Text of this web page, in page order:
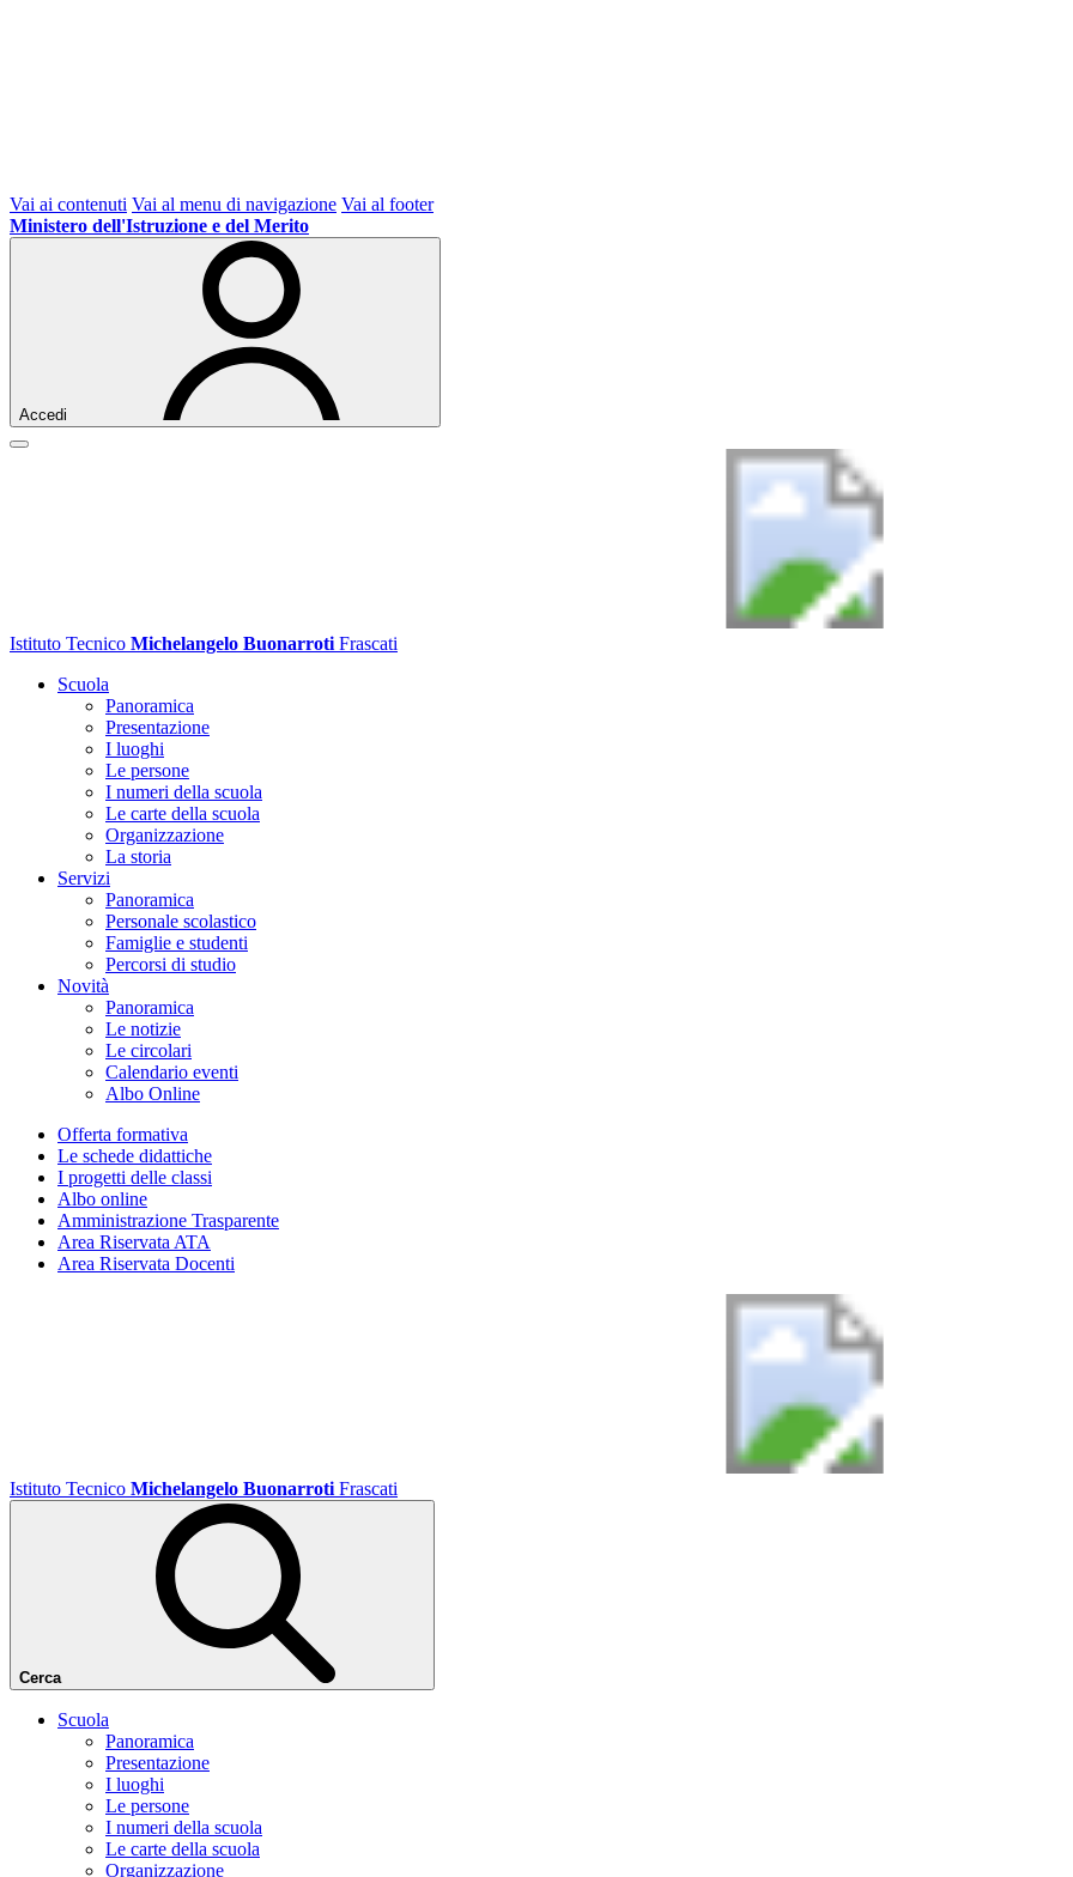
Vai ai contenuti Vai al menu di navigazione Vai al footer
Ministero dell'Istruzione e del Merito
Accedi
Istituto Tecnico Michelangelo Buonarroti Frascati
Scuola
Panoramica
Presentazione
I luoghi
Le persone
I numeri della scuola
Le carte della scuola
Organizzazione
La storia
Servizi
Panoramica
Personale scolastico
Famiglie e studenti
Percorsi di studio
Novità
Panoramica
Le notizie
Le circolari
Calendario eventi
Albo Online
Offerta formativa
Le schede didattiche
I progetti delle classi
Albo online
Amministrazione Trasparente
Area Riservata ATA
Area Riservata Docenti
Istituto Tecnico Michelangelo Buonarroti Frascati
Cerca
Scuola
Panoramica
Presentazione
I luoghi
Le persone
I numeri della scuola
Le carte della scuola
Organizzazione